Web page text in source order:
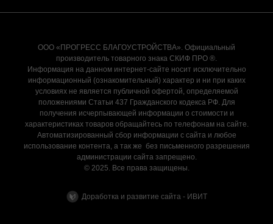
ООО «ПРОГРЕСС БЛАГОУСТРОЙСТВА». Официальный
производитель товарного знака СКИФ ПРО ®.
Информация на данном интернет-сайте носит исключительно
информационный (ознакомительный) характер и ни при каких
условиях не является публичной офертой, определяемой
положениями Статьи 437 Гражданского кодекса РФ. Для
получения исчерпывающей информации о стоимости и
характеристиках товаров обращайтесь по телефонам на сайте.
Автоматизированный сбор информации с сайта и любое
использование контента, а так же без письменного разрешения
администрации сайта запрещено.
© 2025. Все права защищены.
Доработка и развитие сайта - ИВИТ